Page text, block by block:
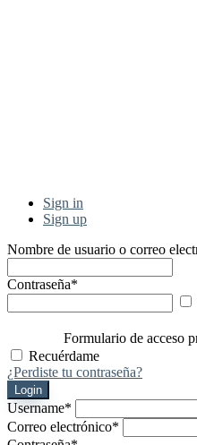
Sign in
Sign up
Nombre de usuario o correo
Contraseña*
Formulario de acceso
Recuérdame
¿Perdiste tu contraseña?
Login
Username*
Correo electrónico*